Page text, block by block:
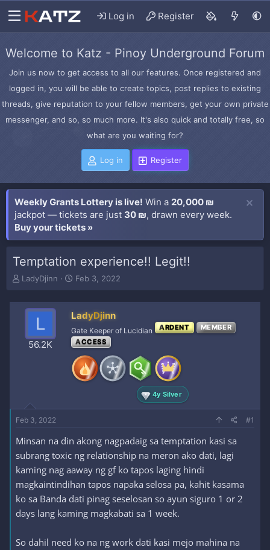
Log in Register
Welcome to Katz - Pinoy Underground Forum
Join us now to get access to all our features. Once registered and
logged in, you will be able to create topics, post replies to existing
threads, give reputation to your fellow members, get your own private
messenger, and so, so much more. It's also quick and totally free, so
what are you waiting for?
Log in Register
Weekly Grants Lottery is live! Win a 20,000 ₪
jackpot — tickets are just 30 ₪, drawn every week.
Buy your tickets »
Temptation experience!! Legit!!
T
e
r
LadyDjinn
S
t
d
a
e
Feb 3, 2022
L
56.2K
LadyDjinn
Gate Keeper of Lucidian ARDENT
MEMBER
ACCESS
4y Silver
Feb 3, 2022 #1
Minsan na din akong nagpadaig sa temptation kasi sa
subrang toxic ng relationship na meron ako dati, lagi
kaming nag aaway ng gf ko tapos laging hindi
magkaintindihan tapos napaka selosa pa, kahit kasama
ko sa Banda dati pinag seselosan so ayun siguro 1 or 2
days lang kaming magkabati sa 1 week.
So dahil need ko na ng work dati kasi mejo mahina na